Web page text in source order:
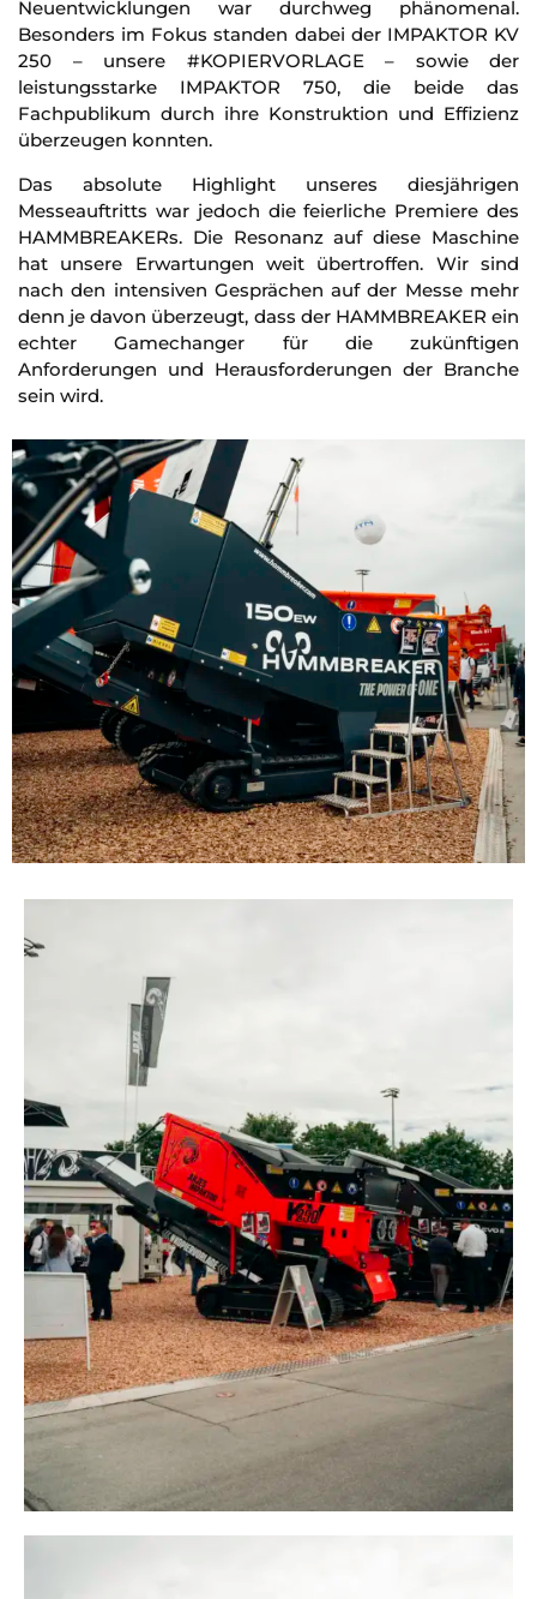
Neuentwicklungen war durchweg phänomenal.
Besonders im Fokus standen dabei der IMPAKTOR KV
250 – unsere #KOPIERVORLAGE – sowie der
leistungsstarke IMPAKTOR 750, die beide das
Fachpublikum durch ihre Konstruktion und Effizienz
überzeugen konnten.
Das absolute Highlight unseres diesjährigen
Messeauftritts war jedoch die feierliche Premiere des
HAMMBREAKERs. Die Resonanz auf diese Maschine
hat unsere Erwartungen weit übertroffen. Wir sind
nach den intensiven Gesprächen auf der Messe mehr
denn je davon überzeugt, dass der HAMMBREAKER ein
echter Gamechanger für die zukünftigen
Anforderungen und Herausforderungen der Branche
sein wird.